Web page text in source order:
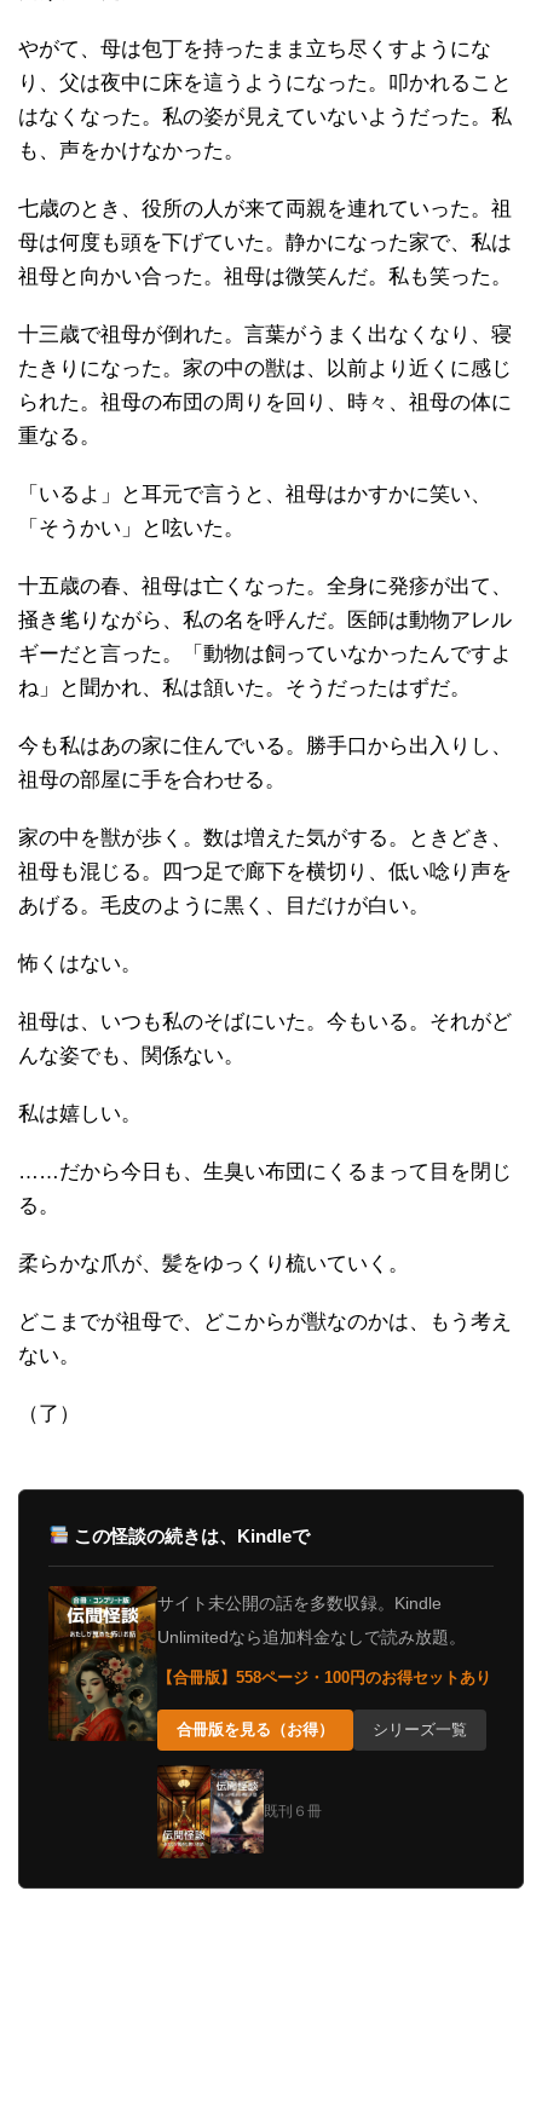
やがて、母は包丁を持ったまま立ち尽くすようにな
り、父は夜中に床を這うようになった。叩かれること
はなくなった。私の姿が見えていないようだった。私
も、声をかけなかった。
七歳のとき、役所の人が来て両親を連れていった。祖
母は何度も頭を下げていた。静かになった家で、私は
祖母と向かい合った。祖母は微笑んだ。私も笑った。
十三歳で祖母が倒れた。言葉がうまく出なくなり、寝
たきりになった。家の中の獣は、以前より近くに感じ
られた。祖母の布団の周りを回り、時々、祖母の体に
重なる。
「いるよ」と耳元で言うと、祖母はかすかに笑い、
「そうかい」と呟いた。
十五歳の春、祖母は亡くなった。全身に発疹が出て、
掻き毟りながら、私の名を呼んだ。医師は動物アレル
ギーだと言った。「動物は飼っていなかったんですよ
ね」と聞かれ、私は頷いた。そうだったはずだ。
今も私はあの家に住んでいる。勝手口から出入りし、
祖母の部屋に手を合わせる。
家の中を獣が歩く。数は増えた気がする。ときどき、
祖母も混じる。四つ足で廊下を横切り、低い唸り声を
あげる。毛皮のように黒く、目だけが白い。
怖くはない。
祖母は、いつも私のそばにいた。今もいる。それがど
んな姿でも、関係ない。
私は嬉しい。
……だから今日も、生臭い布団にくるまって目を閉じ
る。
柔らかな爪が、髪をゆっくり梳いていく。
どこまでが祖母で、どこからが獣なのかは、もう考え
ない。
（了）
この怪談の続きは、Kindleで
サイト未公開の話を多数収録。Kindle
Unlimitedなら追加料金なしで読み放題。
【合冊版】558ページ・100円のお得セットあり
合冊版を見る（お得） シリーズ一覧
既刊６冊